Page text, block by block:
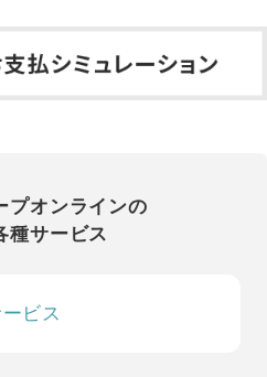
プオンラインの
種サービス
ビス